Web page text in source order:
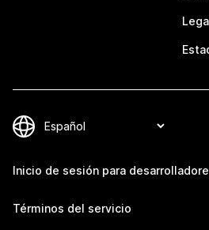
Inicio de sesión para
Términos del servicio